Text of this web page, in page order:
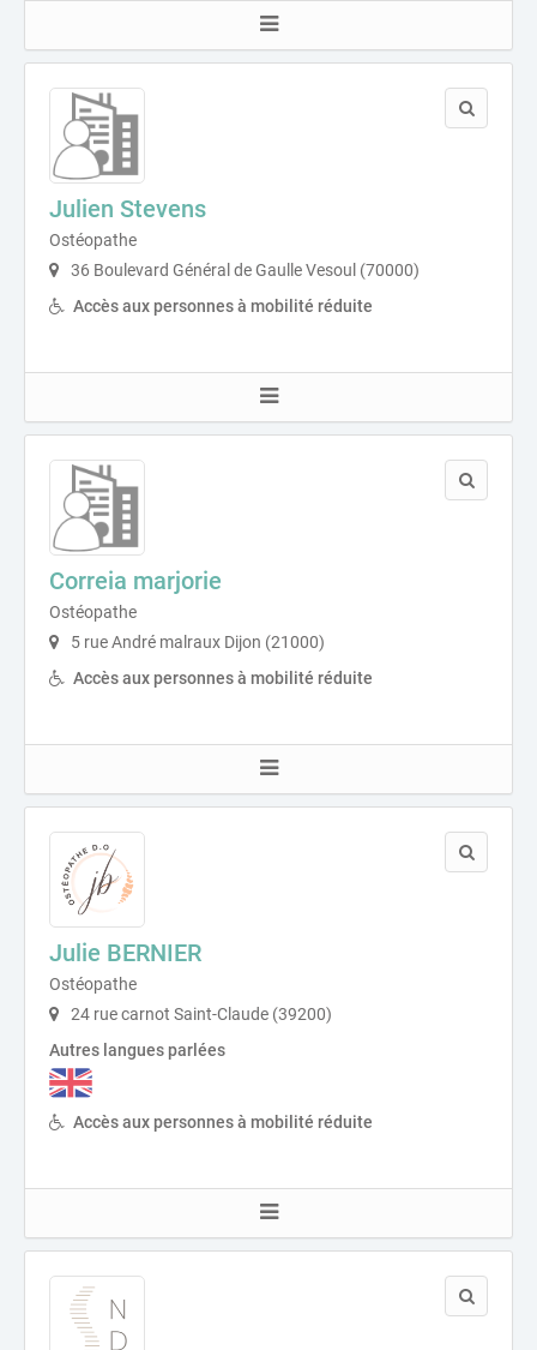
Julien Stevens
Ostéopathe
36 Boulevard Général de Gaulle Vesoul (70000)
Accès aux personnes à mobilité réduite
Correia marjorie
Ostéopathe
5 rue André malraux Dijon (21000)
Accès aux personnes à mobilité réduite
Julie BERNIER
Ostéopathe
24 rue carnot Saint-Claude (39200)
Autres langues parlées
Accès aux personnes à mobilité réduite